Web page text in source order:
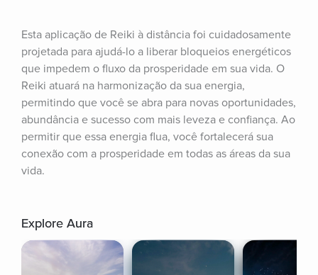
Esta aplicação de Reiki à distância foi cuidadosamente
projetada para ajudá-lo a liberar bloqueios energéticos
que impedem o fluxo da prosperidade em sua vida. O
Reiki atuará na harmonização da sua energia,
permitindo que você se abra para novas oportunidades,
abundância e sucesso com mais leveza e confiança. Ao
permitir que essa energia flua, você fortalecerá sua
conexão com a prosperidade em todas as áreas da sua
vida.
Explore Aura